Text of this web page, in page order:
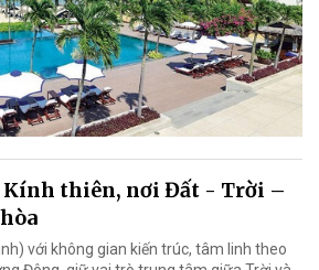
thiên, nơi Đất - Trời –
với không gian kiến trúc, tâm linh theo